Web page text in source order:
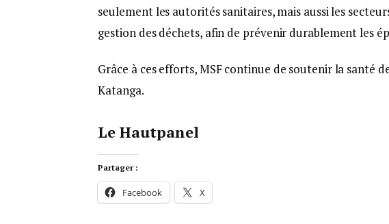
seulement les autorités sanitaires, mais aussi les
gestion des déchets, afin de prévenir durablement les
Grâce à ces efforts, MSF continue de soutenir la santé
Katanga.
Le Hautpanel
Partager :
Facebook X